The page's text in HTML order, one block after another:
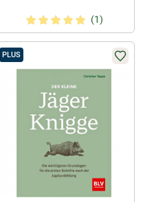
(1)
PLUS